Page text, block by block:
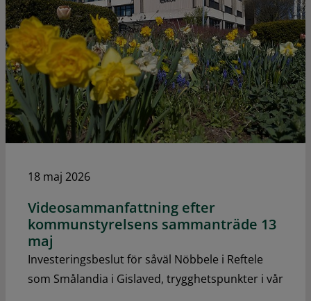
18 maj 2026
Videosammanfattning efter
kommunstyrelsens sammanträde 13
maj
Investeringsbeslut för såväl Nöbbele i Reftele
som Smålandia i Gislaved, trygghetspunkter i vår